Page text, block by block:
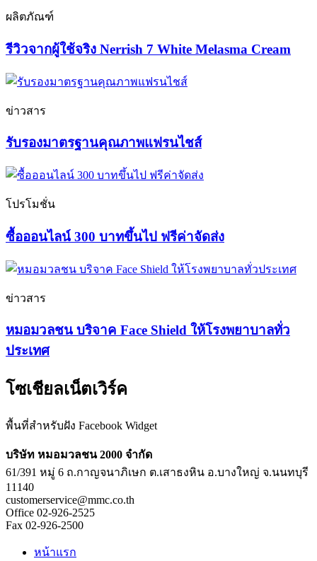
ผลิตภัณฑ์
รีวิวจากผู้ใช้จริง Nerrish 7 White Melasma Cream
ข่าวสาร
รับรองมาตรฐานคุณภาพแฟรนไชส์
โปรโมชั่น
ซื้อออนไลน์ 300 บาทขึ้นไป ฟรีค่าจัดส่ง
ข่าวสาร
หมอมวลชน บริจาค Face Shield ให้โรงพยาบาลทั่ว
ประเทศ
โซเชียลเน็ตเวิร์ค
พื้นที่สำหรับฝัง Facebook Widget
บริษัท หมอมวลชน 2000 จำกัด
61/391 หมู่ 6 ถ.กาญจนาภิเษก ต.เสาธงหิน อ.บางใหญ่ จ.นนทบุรี
11140
customerservice@mmc.co.th
Office 02-926-2525
Fax 02-926-2500
หน้าแรก